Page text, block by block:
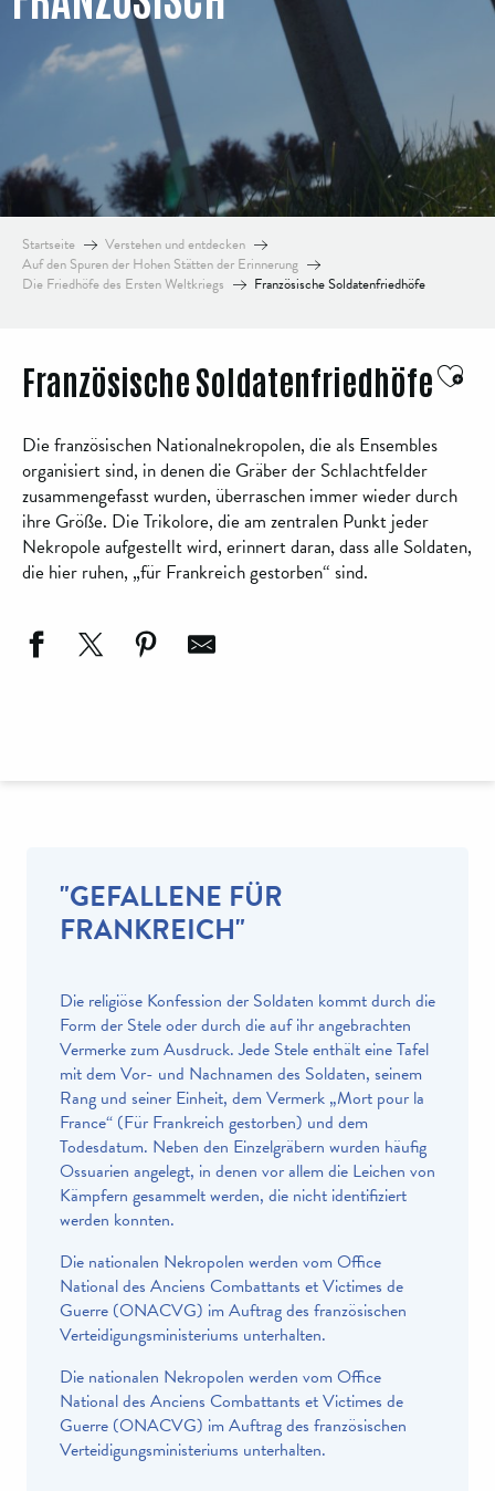
Startseite
Verstehen und entdecken
Auf den Spuren der Hohen Stätten der Erinnerung
Die Friedhöfe des Ersten Weltkriegs
Französische Soldatenfriedhöfe
Französische Soldatenfriedhöfe
Die französischen Nationalnekropolen, die als Ensembles
organisiert sind, in denen die Gräber der Schlachtfelder
zusammengefasst wurden, überraschen immer wieder durch
ihre Größe. Die Trikolore, die am zentralen Punkt jeder
Nekropole aufgestellt wird, erinnert daran, dass alle Soldaten,
die hier ruhen, „für Frankreich gestorben“ sind.
"GEFALLENE FÜR
FRANKREICH"
Die religiöse Konfession der Soldaten kommt durch die
Form der Stele oder durch die auf ihr angebrachten
Vermerke zum Ausdruck. Jede Stele enthält eine Tafel
mit dem Vor- und Nachnamen des Soldaten, seinem
Rang und seiner Einheit, dem Vermerk „Mort pour la
France“ (Für Frankreich gestorben) und dem
Todesdatum. Neben den Einzelgräbern wurden häufig
Ossuarien angelegt, in denen vor allem die Leichen von
Kämpfern gesammelt werden, die nicht identifiziert
werden konnten.
Die nationalen Nekropolen werden vom Office
National des Anciens Combattants et Victimes de
Guerre (ONACVG) im Auftrag des französischen
Verteidigungsministeriums unterhalten.
Die nationalen Nekropolen werden vom Office
National des Anciens Combattants et Victimes de
Guerre (ONACVG) im Auftrag des französischen
Verteidigungsministeriums unterhalten.